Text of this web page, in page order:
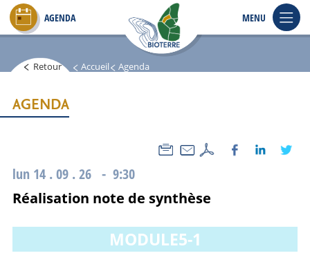
Aller
au
contenu
AGENDA MENU
Retour Accueil Agenda
AGENDA
lun 14 . 09 . 26 - 9:30
Réalisation note de synthèse
MODULE5-1